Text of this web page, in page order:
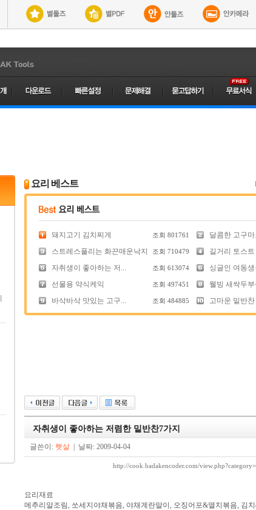
요리 베스트
돼지고기 김치찌게 조회 801761 달콤한 고구
스트레스풀리는 화끈매운낙지 조회 710479 길거리 토스트
자취생이 좋아하는 저... 조회 613074 싱글인 여동
선물용 약식케익 조회 497451 웰빙 새싹두
바삭바삭 맛있는 고구... 조회 484885 고마운 밑반
자취생이 좋아하는 저렴한 밑반찬7가지
글쓴이: 햇살 | 날짜: 2009-04-04
http://cook.badakencoder.com/
요리재료
메추리알조림, 쏘세지야채볶음, 야채계란말이, 오징어포&멸치볶음, 김